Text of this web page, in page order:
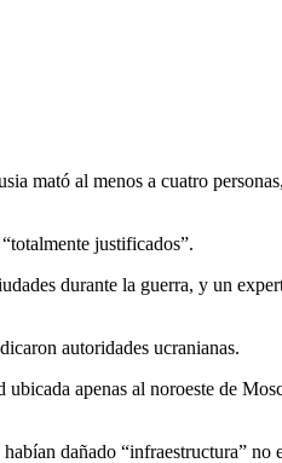
mató al menos a cuatro
justificados”.
durante la guerra, y un
autoridades ucranianas.
apenas al noroeste de
dañado “infraestructura”